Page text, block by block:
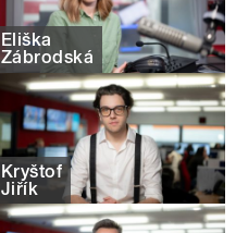
Eliška
Zábrodská
Kryštof
Jiřík